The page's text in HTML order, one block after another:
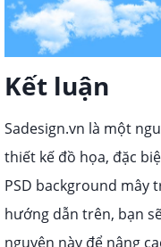
Kết luận
Sadesign.vn là một
thiết kế đồ họa, đặc
PSD background mây
hướng dẫn trên, bạn
nguyên này để nâng